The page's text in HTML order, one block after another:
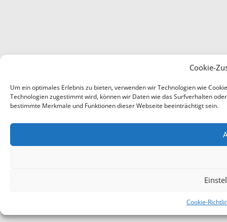
Cookie-
Um ein optimales Erlebnis zu bieten, verwenden wir Technologien wie
Technologien zugestimmt wird, können wir Daten wie das Surfverhalten
bestimmte Merkmale und Funktionen dieser Webseite beeinträchtigt sein.
Cookie-